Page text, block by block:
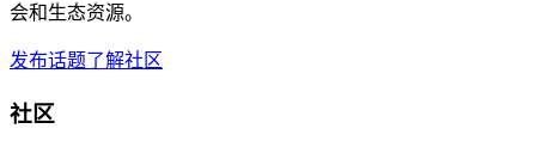
会和生态资源。
发布话题了解社区
社区